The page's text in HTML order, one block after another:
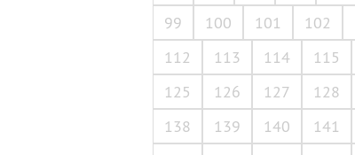
99
100 101 102
112
113 114 115
125
126 127 128
138
139 140 141